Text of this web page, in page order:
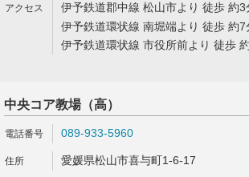
伊予鉄道郡中線 松山市より 徒歩 約3
伊予鉄道環状線 南堀端より 徒歩 約7
伊予鉄道環状線 市役所前より 徒歩
中央コア教場（高）
089-933-5960
愛媛県松山市喜与町1-6-17